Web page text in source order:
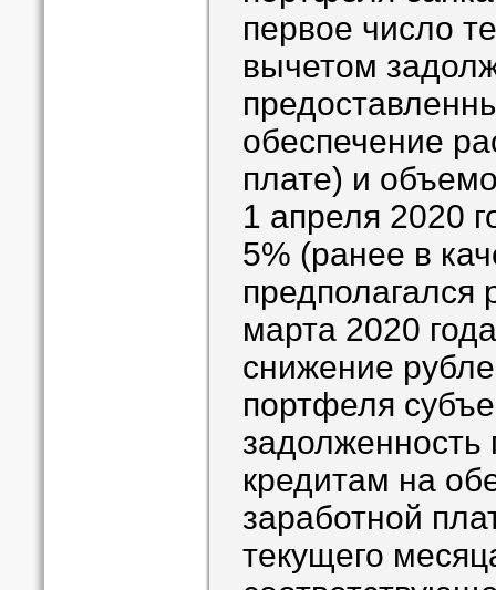
первое число
вычетом
обеспечение
плате) и
1 апреля 2020
5% (ранее в
предполагался
марта 2020
снижение
портфеля
кредитам на
заработной
текущего